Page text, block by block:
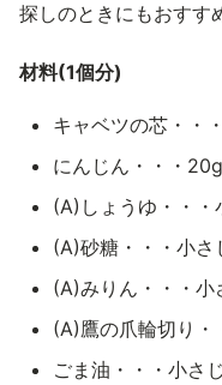
探しのときにもおすす
材料(1個分)
キャベツの芯・・
にんじん・・・20g
(A)しょうゆ・・・
(A)砂糖・・・小さ
(A)みりん・・・小
(A)鷹の爪輪切り・
ごま油・・・小さ